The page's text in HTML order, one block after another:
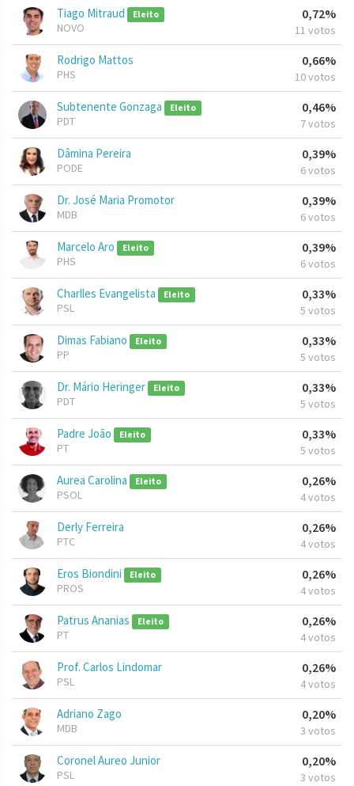
Tiago Mitraud Eleito
NOVO
0,72%
11 votos
Rodrigo Mattos
PHS
0,66%
10 votos
Subtenente Gonzaga Eleito
PDT
0,46%
7 votos
Dâmina Pereira
PODE
0,39%
6 votos
Dr. José Maria Promotor
MDB
0,39%
6 votos
Marcelo Aro Eleito
PHS
0,39%
6 votos
Charlles Evangelista Eleito
PSL
0,33%
5 votos
Dimas Fabiano Eleito
PP
0,33%
5 votos
Dr. Mário Heringer Eleito
PDT
0,33%
5 votos
Padre João Eleito
PT
0,33%
5 votos
Aurea Carolina Eleito
PSOL
0,26%
4 votos
Derly Ferreira
PTC
0,26%
4 votos
Eros Biondini Eleito
PROS
0,26%
4 votos
Patrus Ananias Eleito
PT
0,26%
4 votos
Prof. Carlos Lindomar
PSL
0,26%
4 votos
Adriano Zago
MDB
0,20%
3 votos
Coronel Aureo Junior
PSL
0,20%
3 votos